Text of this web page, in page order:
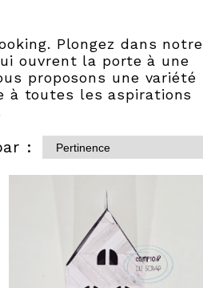
Plongez dans notre
ouvrent la porte à une
proposons une variété
à toutes les aspirations
: